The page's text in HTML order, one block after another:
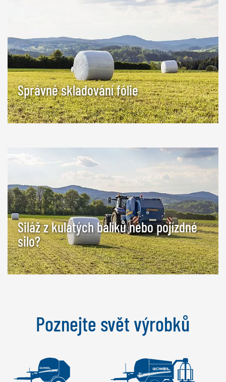
Správné skladování fólie
Siláž z kulatých balíků nebo pojízdné
silo?
Poznejte svět výrobků